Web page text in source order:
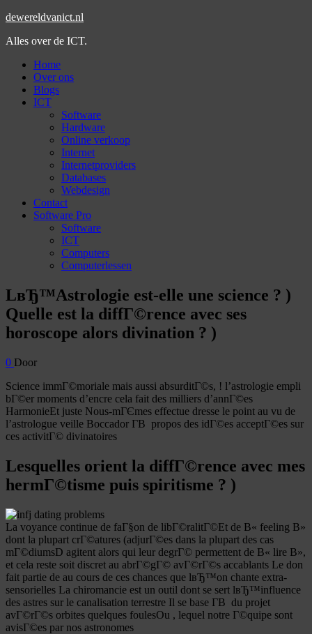
dewereldvanict.nl
Alles over de ICT.
Home
Over ons
Blogs
ICT
Software
Hardware
Online verkoop
Internet
Internetproviders
Databases
Webdesign
Contact
Software Pro
Software
ICT
Computers
Computerlessen
LвЂ™Astrologie est-elle une science ? )
Quelle est la diffГ©rence avec ses
horoscope alors divination ? )
0 Door
Science immГ©moriale mais aussi absurditГ©s, ! l’astrologie empli
bГ©er moments d’encre cela fait des milliers d’annГ©es
HarmonieEt juste Nous-mГЄmes effectue dresse le point au vu de
l’astrologue veille Boccador Г­В propos des idГ©es acceptГ©es sur
ces activitГ© divinatoires
Lesquelles orient la diffГ©rence avec mes
hermГ©tisme puis spiritisme ? )
La voyance continue de faГ§on de libГ©ralitГ©Et de В« feeling В»
dont la plupart crГ©atures (adjurГ©es dans la plupart des cas
mГ©diumsD agitent alors qui leur degrГ© permettent de В« lire В»,
et cela reste soit discret au abrГ©gГ© avГ©rГ©s accablants Le don
fait partie de au cours de ces chances que lвЂ™on chante extra-
sensorielles La chiromancie est un outil dont se sert lвЂ™influence
des astres sur le canalisation terrestre Il se base Г­В du projet
avГ©rГ©s orbites quelques foulesOu , lequel notre Г©quipe sont
avisГ©es par nos astronomes